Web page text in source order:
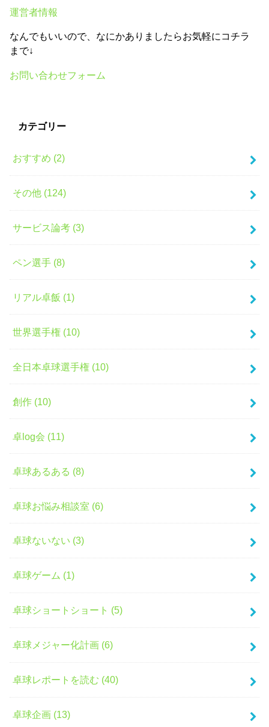
運営者情報
なんでもいいので、なにかありましたらお気軽にコチラ
まで↓
お問い合わせフォーム
カテゴリー
おすすめ (2)
その他 (124)
サービス論考 (3)
ペン選手 (8)
リアル卓飯 (1)
世界選手権 (10)
全日本卓球選手権 (10)
創作 (10)
卓log会 (11)
卓球あるある (8)
卓球お悩み相談室 (6)
卓球ないない (3)
卓球ゲーム (1)
卓球ショートショート (5)
卓球メジャー化計画 (6)
卓球レポートを読む (40)
卓球企画 (13)